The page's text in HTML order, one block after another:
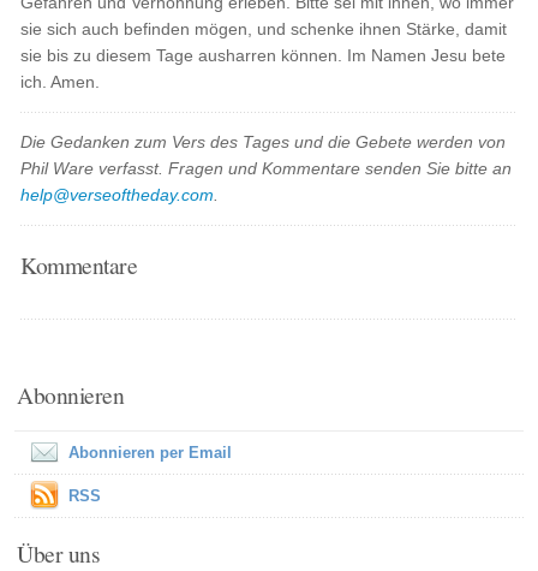
sie sich auch befinden mögen, und schenke ihnen Stärke, damit
sie bis zu diesem Tage ausharren können. Im Namen Jesu bete
ich. Amen.
Die Gedanken zum Vers des Tages und die Gebete werden von
Phil Ware verfasst. Fragen und Kommentare senden Sie bitte an
help@verseoftheday.com
Kommentare
Abonnieren
Abonnieren per Email
RSS
Über uns